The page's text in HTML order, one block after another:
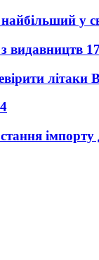
у
видавництв
літаки